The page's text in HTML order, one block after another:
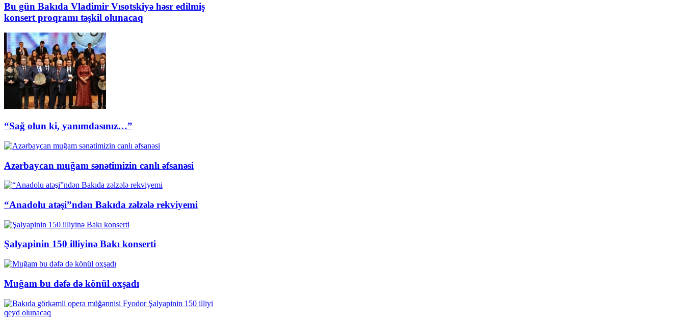
Bu gün Bakıda Vladimir Vısotskiyə həsr edilmiş
konsert proqramı təşkil olunacaq
“Sağ olun ki, yanımdasınız…”
Azərbaycan muğam sənətimizin canlı əfsanəsi
“Anadolu atəşi”ndən Bakıda zəlzələ rekviyemi
Şalyapinin 150 illiyinə Bakı konserti
Muğam bu dəfə də könül oxşadı